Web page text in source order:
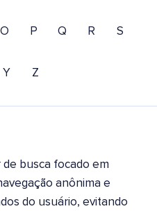
O P Q R S
Y Z
busca focado em
anônima e
do usuário, evitando